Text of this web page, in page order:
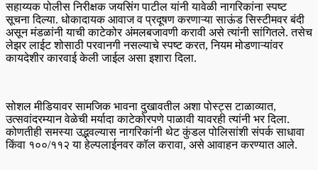
सहाय्यक पोलीस निरीक्षक जयसिंग पाटील यांनी यावेळी नागरिकांना स्पष्ट
सूचना दिल्या. धोकादायक आवाज व प्रदूषण करणाऱ्या साऊंड सिस्टीमवर बंदी
असून मंडळांनी याची काटेकोर अंमलबजावणी करावी असे त्यांनी सांगितले. तसेच
लेझर लाईट शोसाठी परवानगी नसल्याचे स्पष्ट करत, नियम मोडणाऱ्यांवर
कायदेशीर कारवाई केली जाईल असा इशारा दिला.
सोशल मीडियावर सामजिक भावना दुखावतील अशा पोस्ट्स टाळाव्यात,
उत्सवांदरम्यान वेळेची मर्यादा काटेकोरपणे पाळावी यावरही त्यांनी भर दिला.
कोणतीही समस्या उद्भवल्यास नागरिकांनी थेट कुंडल पोलिसांशी संपर्क साधावा
किंवा १००/११२ या हेल्पलाईनवर कॉल करावा, असे आवाहन करण्यात आले.